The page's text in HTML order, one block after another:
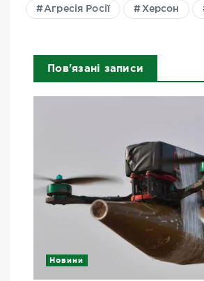
Агресія Росії Херсон
Пов'язані записи
Новини